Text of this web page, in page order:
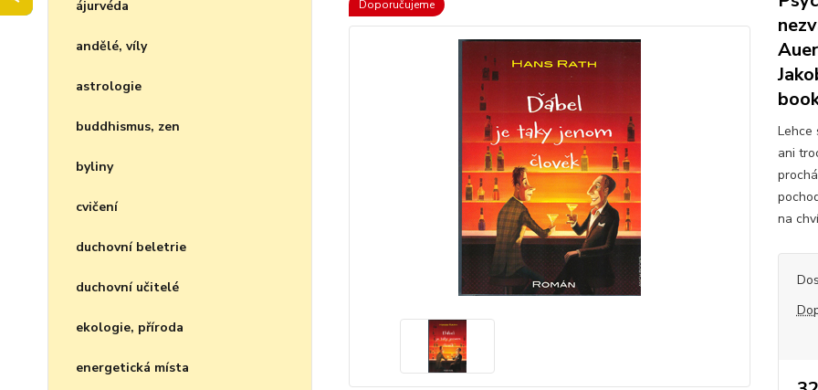
ájurvéda
andělé, víly
astrologie
buddhismus, zen
byliny
cvičení
duchovní beletrie
duchovní učitelé
ekologie, příroda
energetická místa
Doporučujeme
Lehce
ani
na